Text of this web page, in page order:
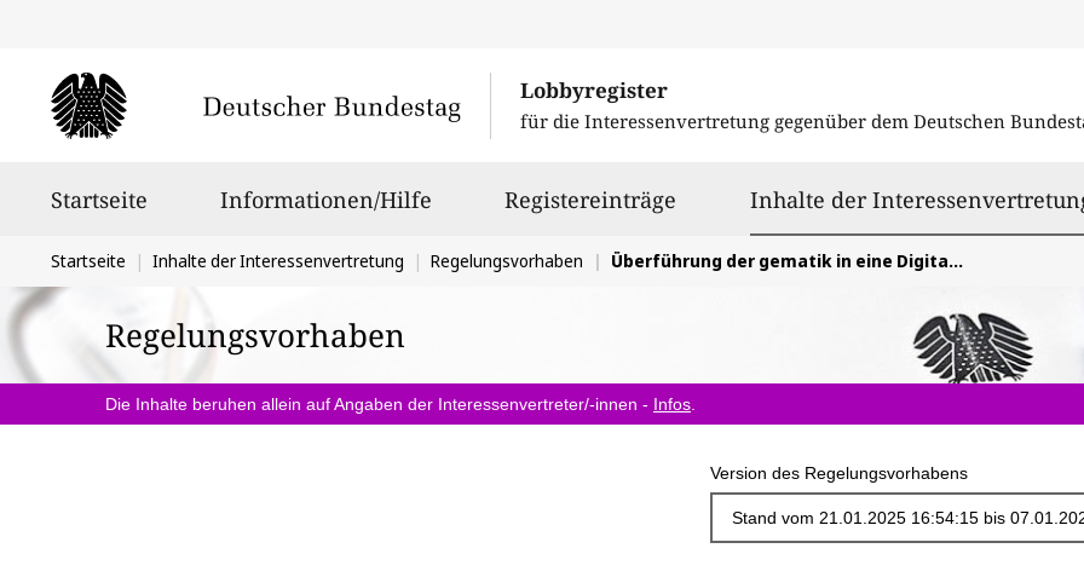
Lobbyregister
für die Interessenvertretung gegenüber dem Deutschen
Startseite Informationen/Hilfe Registereinträge Inhalte der
Sie
befinden
sich
hier:
Startseite Inhalte der Interessenvertretung Regelungsvorhaben Überführung der gematik in eine Digitalagentur mit deutlich erweiterten Befugnissen
Regelungsvorhaben
Die Inhalte beruhen allein auf Angaben der Interessenvertreter/-innen - Infos
Version des Regelungsvorhabens